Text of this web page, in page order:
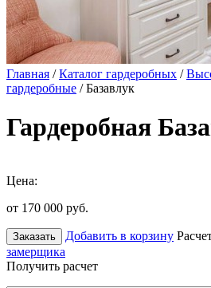
Главная /Каталог гардеробных /
гардеробные / Базавлук
Гардеробная
Цена:
от 170 000 руб.
Заказать Добавить в корзину
замерщика
Получить расчет